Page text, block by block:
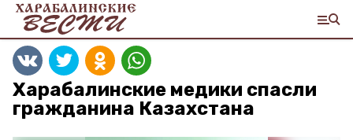
Харабалинские медики спасли
гражданина Казахстана